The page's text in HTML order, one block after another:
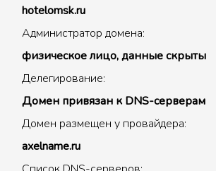
hotelomsk.ru
Администратор домена:
физическое лицо, данные скрыты
Делегирование:
Домен привязан к DNS-серверам
Домен размещен у провайдера:
axelname.ru